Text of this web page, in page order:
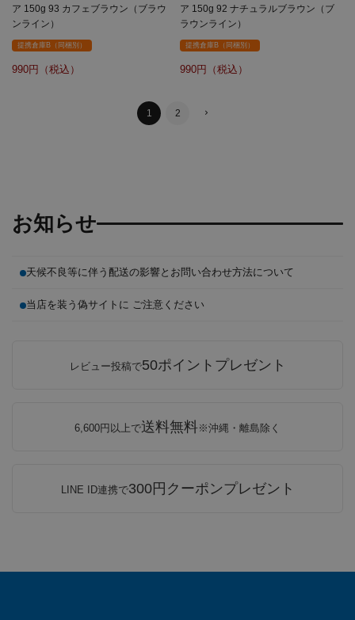
ア 150g 93 カフェブラウン（ブラウ
ンライン）
提携倉庫B（同梱別）
990
ア 150g 92 ナチュラルブラウン（ブ
ラウンライン）
提携倉庫B（同梱別）
990
1 2
お知らせ
天候不良等に伴う配送の影響とお問い合わせ方法について
当店を装う偽サイトに ご注意ください
レビュー投稿で50ポイントプレゼント
6,600円以上で送料無料※沖縄・離島除く
LINE ID連携で300円クーポンプレゼント